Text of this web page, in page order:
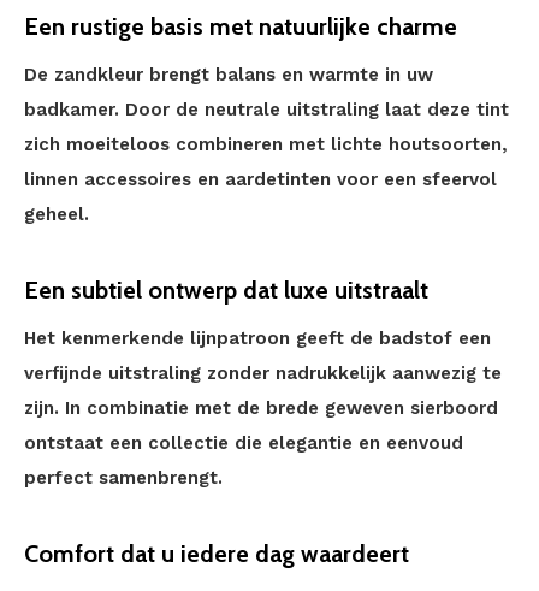
Een rustige basis met natuurlijke charme
De zandkleur brengt balans en warmte in uw
badkamer. Door de neutrale uitstraling laat deze tint
zich moeiteloos combineren met lichte houtsoorten,
linnen accessoires en aardetinten voor een sfeervol
geheel.
Een subtiel ontwerp dat luxe uitstraalt
Het kenmerkende lijnpatroon geeft de badstof een
verfijnde uitstraling zonder nadrukkelijk aanwezig te
zijn. In combinatie met de brede geweven sierboord
ontstaat een collectie die elegantie en eenvoud
perfect samenbrengt.
Comfort dat u iedere dag waardeert